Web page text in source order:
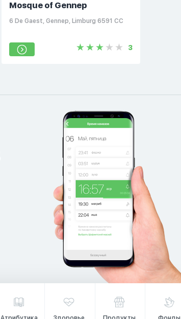
Mosque of Gennep
6 De Gaest, Gennep, Limburg 6591 CC
3